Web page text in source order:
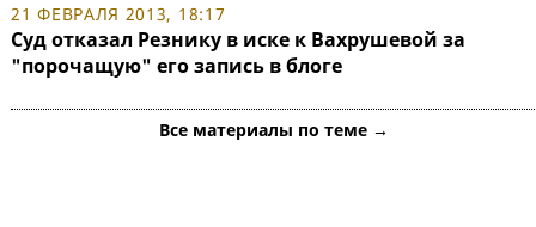
21 ФЕВРАЛЯ 2013, 18:17
Суд отказал Резнику в иске к Вахрушевой за
"порочащую" его запись в блоге
Все материалы по теме →